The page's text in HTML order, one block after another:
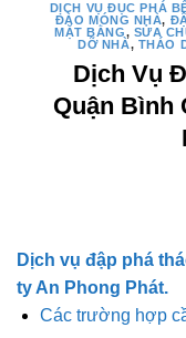
DỊCH VỤ ĐỤC PHÁ
ĐÀO MÓNG NHÀ,
MẶT BẰNG, SỬA
DỠ NHÀ, THÁO
Dịch Vụ
Quận Bình
Dịch vụ đập phá
ty An Phong Phát.
Các trường hợp